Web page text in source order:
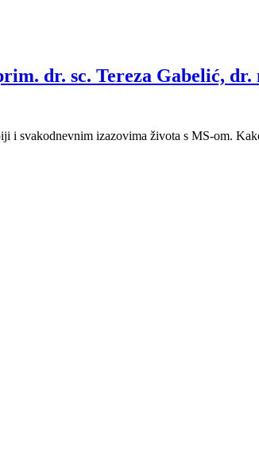
dr. sc. Tereza Gabelić,
i svakodnevnim izazovima života s MS-om.